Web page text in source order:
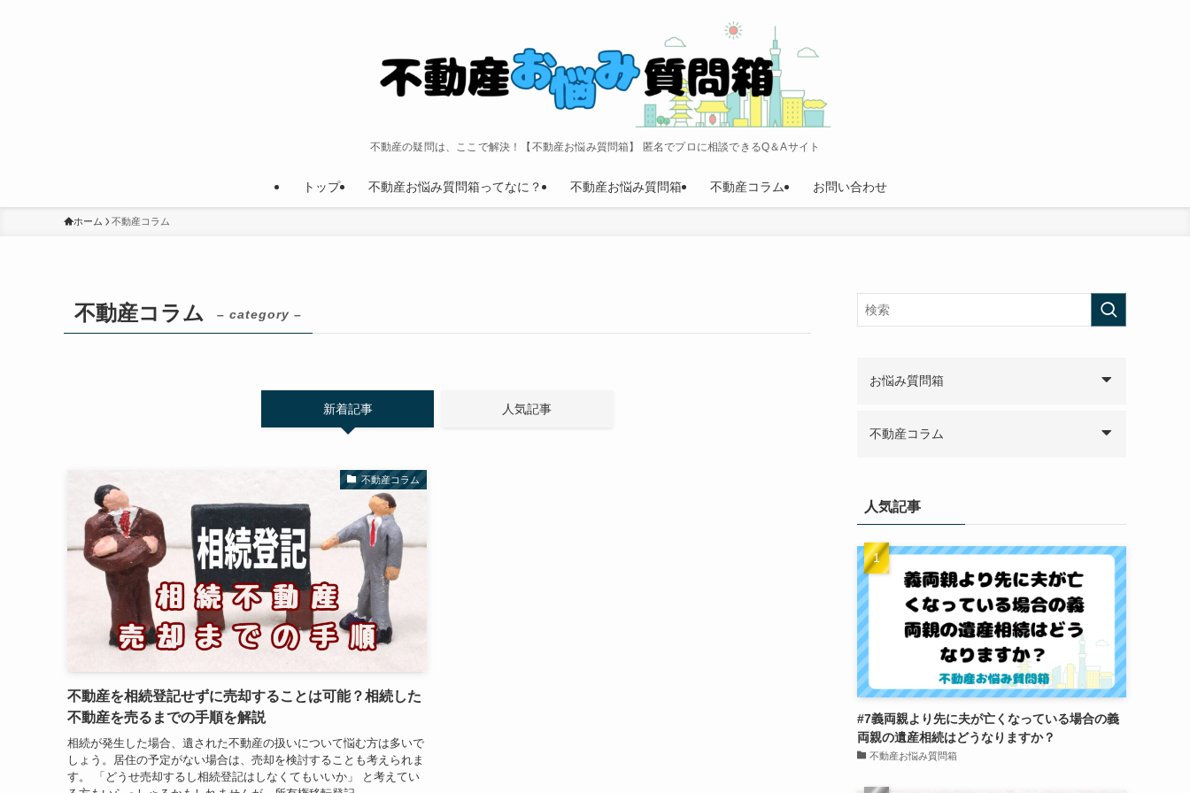
不動産の疑問は、ここで解決！【不動産お悩み質問箱】 匿名でプロに相談できるQ＆Aサイト
トップ 不動産お悩み質問箱ってなに？ 不動産お悩み質問箱 不動産コラム お問い合わせ
ホーム 不動産コラム
不動産コラム – category –
新着記事 人気記事
不動産コラム
不動産を相続登記せずに売却することは可能？相続した
不動産を売るまでの手順を解説
相続が発生した場合、遺された不動産の扱いについて悩む方は多いで
しょう。居住の予定がない場合は、売却を検討することも考えられま
す。 「どうせ売却するし相続登記はしなくてもいいか」 と考えてい
お悩み質問箱
不動産コラム
人気記事
#7義両親より先に夫が亡くなっている場合の義
両親の遺産相続はどうなりますか？
不動産お悩み質問箱